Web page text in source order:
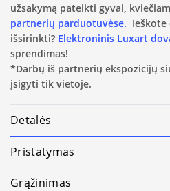
užsakymą pateikti gyvai,
partnerių parduotuvėse. Ieškote
išsirinkti? Elektroninis Luxart
sprendimas!
*Darbų iš partnerių ekspozicijų
įsigyti tik vietoje.
Detalės
Pristatymas
Grąžinimas